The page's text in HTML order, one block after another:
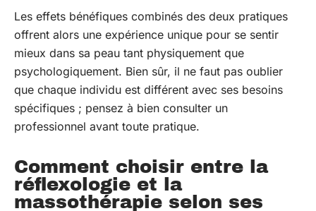
Les effets bénéfiques combinés des deux pratiques
offrent alors une expérience unique pour se sentir
mieux dans sa peau tant physiquement que
psychologiquement. Bien sûr, il ne faut pas oublier
que chaque individu est différent avec ses besoins
spécifiques ; pensez à bien consulter un
professionnel avant toute pratique.
Comment choisir entre la
réflexologie et la
massothérapie selon ses